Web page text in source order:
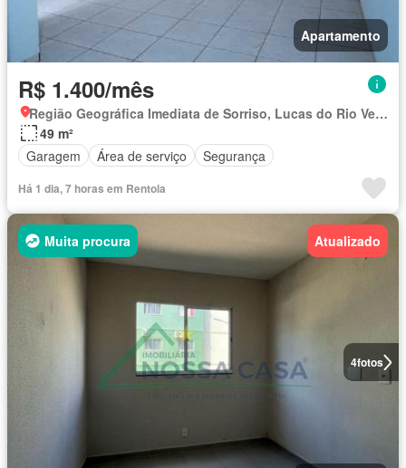
Apartamento
R$ 1.400/mês
Região Geográfica Imediata de Sorriso, Lucas do Rio Verde
49 m²
Garagem
Área de serviço Segurança
Há 1 dia, 7 horas em Rentola
4fotos
Muita procura Atualizado